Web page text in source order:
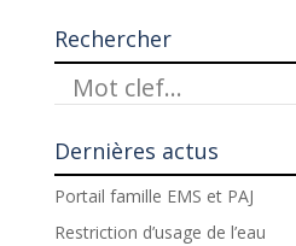
Rechercher
Dernières actus
Portail famille EMS et PAJ
Restriction d’usage de l’eau